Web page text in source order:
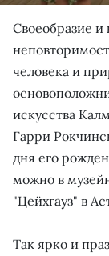
Своеобразие и
человека и
искусства
Гарри
дня его
можно в
"Цейхгауз" в
Так ярко и